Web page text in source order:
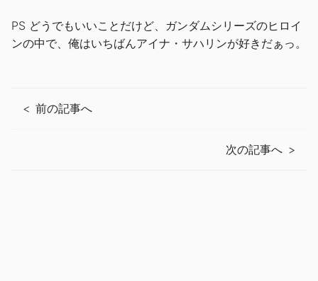
PS どうでもいいことだけど、ガンダムシリーズのヒロイ
ンの中で、俺はいちばんアイナ・サハリンが好きだぁっ。
前の記事へ
次の記事へ